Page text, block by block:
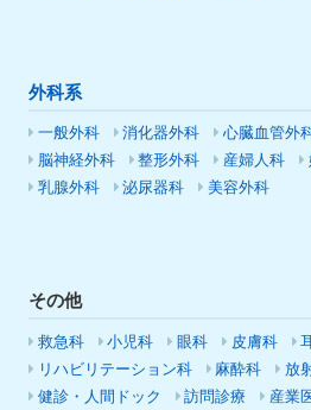
外科系
一般外科 消化器外科 心臓血管外
脳神経外科
整形外科 産婦人科
乳腺外科
泌尿器科 美容外科
その他
救急科 小児科 眼科 皮膚科
リハビリテーション科
麻酔科 放
健診・人間ドック
訪問診療 産業